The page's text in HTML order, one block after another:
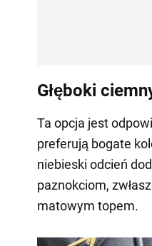
Głęboki
Ta opcja jest
preferują bogate
niebieski odcień
paznokciom,
matowym topem.